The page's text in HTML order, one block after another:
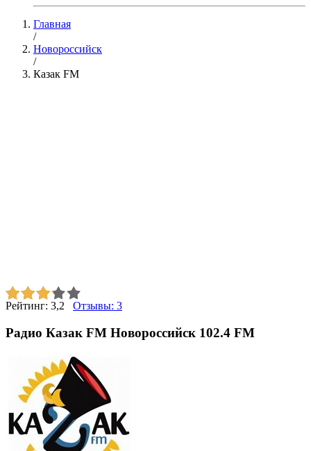
Главная
/
Новороссийск
/
Казак FM
Рейтинг: 3,2 Отзывы: 3
Радио Казак FM Новороссийск 102.4 FM